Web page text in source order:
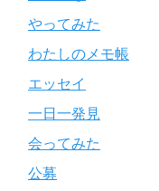
やってみた
わたしのメモ帳
エッセイ
一日一発見
会ってみた
公募